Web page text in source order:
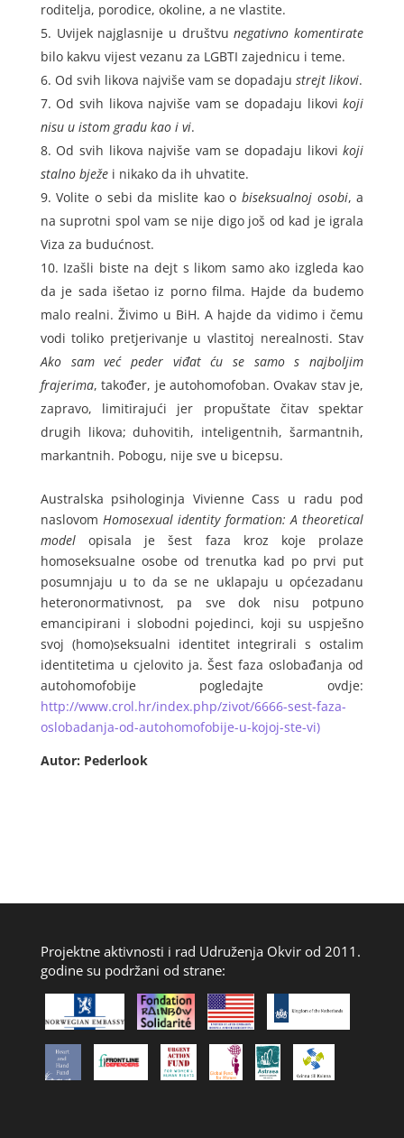
roditelja, porodice, okoline, a ne vlastite.
Uvijek najglasnije u društvunegativno komentirate
bilo kakvu vijest vezanu za LGBTI zajednicu i teme.
Od svih likova najviše vam se dopadaju strejt likovi.
Od svih likova najviše vam se dopadaju likovikoji
nisu u istom gradu kao i vi.
Od svih likova najviše vam se dopadaju likovikoji
stalno bježei nikako da ih uhvatite.
Volite o sebi da mislite kao o biseksualnoj osobi, a
na suprotni spol vam se nije digo još od kad je igrala
Viza za budućnost.
Izašli biste na dejt s likom samo ako izgleda kao
da je sada išetao iz porno filma. Hajde da budemo
malo realni. Živimo u BiH. A hajde da vidimo i čemu
vodi toliko pretjerivanje u vlastitoj nerealnosti. Stav
Ako sam već peder viđat ću se samo s najboljim
frajerima, također, je autohomofoban. Ovakav stav je,
zapravo, limitirajući jer propuštate čitav spektar
drugih likova; duhovitih, inteligentnih, šarmantnih,
markantnih. Pobogu, nije sve u bicepsu.
Australska psihologinja Vivienne Cass u radu pod
naslovomHomosexual identity formation: A theoretical
modelopisala je šest faza kroz koje prolaze
homoseksualne osobe od trenutka kad po prvi put
posumnjaju u to da se ne uklapaju u općezadanu
heteronormativnost, pa sve dok nisu potpuno
emancipirani i slobodni pojedinci, koji su uspješno
svoj (homo)seksualni identitet integrirali s ostalim
identitetima u cjelovito ja. Šest faza oslobađanja od
autohomofobije pogledajte ovdje:
http://www.crol.hr/index.php/zivot/6666-sest-faza-
oslobadanja-od-autohomofobije-u-kojoj-ste-vi)
Autor: Pederlook
Projektne aktivnosti i rad Udruženja Okvir od 2011.
godine su podržani od strane: